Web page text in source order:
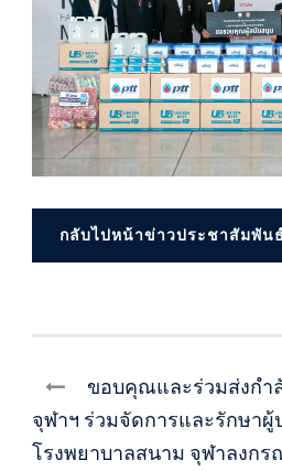
กลับไปหน้าข่าวประชาสัมพัน
ขอบคุณและร่วมส่งกำ
จุฬาฯ ร่วมจัดการและรักษาผู้
โรงพยาบาลสนาม จุฬาลงก